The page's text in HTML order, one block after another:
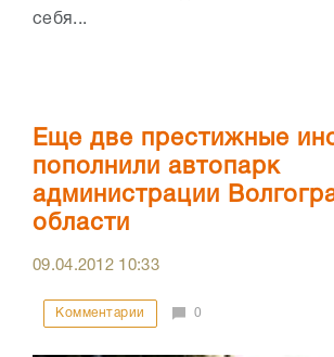
себя...
Еще две престижные
пополнили автопарк
администрации
области
09.04.2012 10:33
Комментарии 0